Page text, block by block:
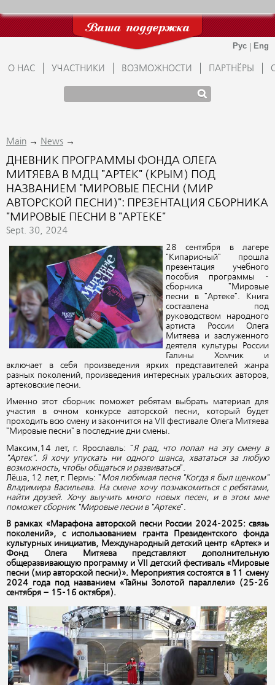
Ваша поддержка
О НАС УЧАСТНИКИ ВОЗМОЖНОСТИ ПАРТНЁРЫ
Main → News →
ДНЕВНИК ПРОГРАММЫ ФОНДА ОЛЕГА
МИТЯЕВА В МДЦ "АРТЕК" (КРЫМ) ПОД
НАЗВАНИЕМ "МИРОВЫЕ ПЕСНИ (МИР
АВТОРСКОЙ ПЕСНИ)": ПРЕЗЕНТАЦИЯ СБОРНИКА
"МИРОВЫЕ ПЕСНИ В "АРТЕКЕ"
Sept. 30, 2024
28 сентября в лагере
"Кипарисный" прошла
презентация учебного
пособия программы -
сборника "Мировые
песни в "Артеке". Книга
составлена под
руководством народного
артиста России Олега
Митяева и заслуженного
деятеля культуры России
Галины Хомчик и
включает в себя произведения ярких представителей жанра
разных поколений, произведения интересных уральских авторов,
артековские песни.
Именно этот сборник поможет ребятам выбрать материал для
участия в очном конкурсе авторской песни, который будет
проходить всю смену и закончится на VII фестивале Олега Митяева
"Мировые песни" в последние дни смены.
Максим,14 лет, г. Ярославль: "Я рад, что попал на эту смену в
"Артек". Я хочу упускать ни одного шанса, хвататься за любую
возможность, чтобы общаться и развиваться".
Лёша, 12 лет, г. Пермь: "Моя любимая песня "Когда я был щенком"
Владимира Васильева. На смене хочу познакомиться с ребятами,
найти друзей. Хочу выучить много новых песен, и в этом мне
поможет сборник "Мировые песни в "Артеке".
В рамках «Марафона авторской песни России 2024-2025: связь
поколений», с использованием гранта Президентского фонда
культурных инициатив, Международный детский центр «Артек» и
Фонд Олега Митяева представляют дополнительную
общеразвивающую программу и VII детский фестиваль «Мировые
песни (мир авторской песни)». Мероприятия состоятся в 11 смену
2024 года под названием «Тайны Золотой параллели» (25-26
сентября – 15-16 октября).